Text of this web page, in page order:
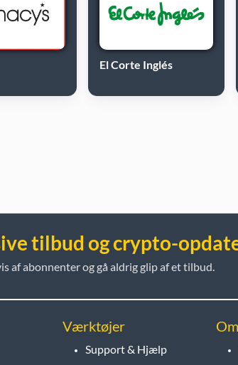
El Corte Inglés
tilbud og crypto-
af abonnenter og gå aldrig glip af et tilbud.
Værktøjer
Support & Hjælp